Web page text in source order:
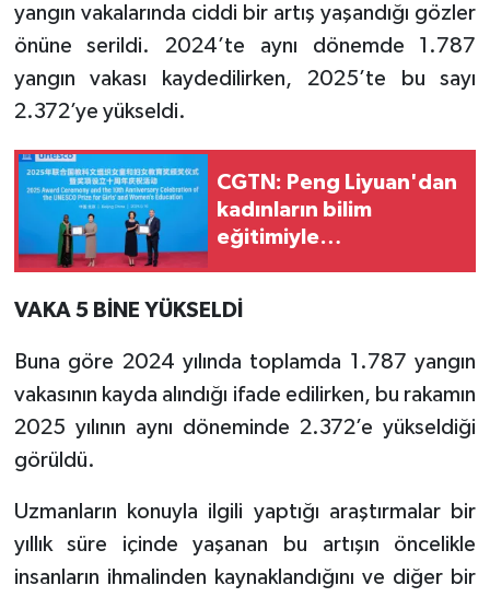
yangın vakalarında ciddi bir artış yaşandığı gözler
önüne serildi. 2024’te aynı dönemde 1.787
yangın vakası kaydedilirken, 2025’te bu sayı
2.372’ye yükseldi.
CGTN: Peng Liyuan'dan
kadınların bilim
eğitimiyle
VAKA 5 BİNE YÜKSELDİ
Buna göre 2024 yılında toplamda 1.787 yangın
vakasının kayda alındığı ifade edilirken, bu rakamın
2025 yılının aynı döneminde 2.372’e yükseldiği
görüldü.
Uzmanların konuyla ilgili yaptığı araştırmalar bir
yıllık süre içinde yaşanan bu artışın öncelikle
insanların ihmalinden kaynaklandığını ve diğer bir